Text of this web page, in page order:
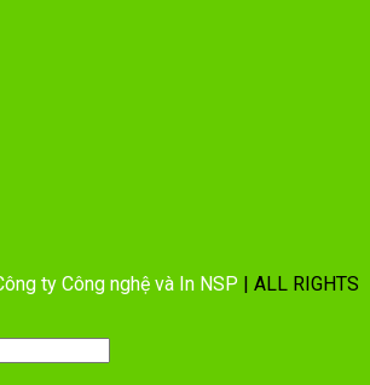
ty Công nghệ và In NSP | ALL RIGHTS